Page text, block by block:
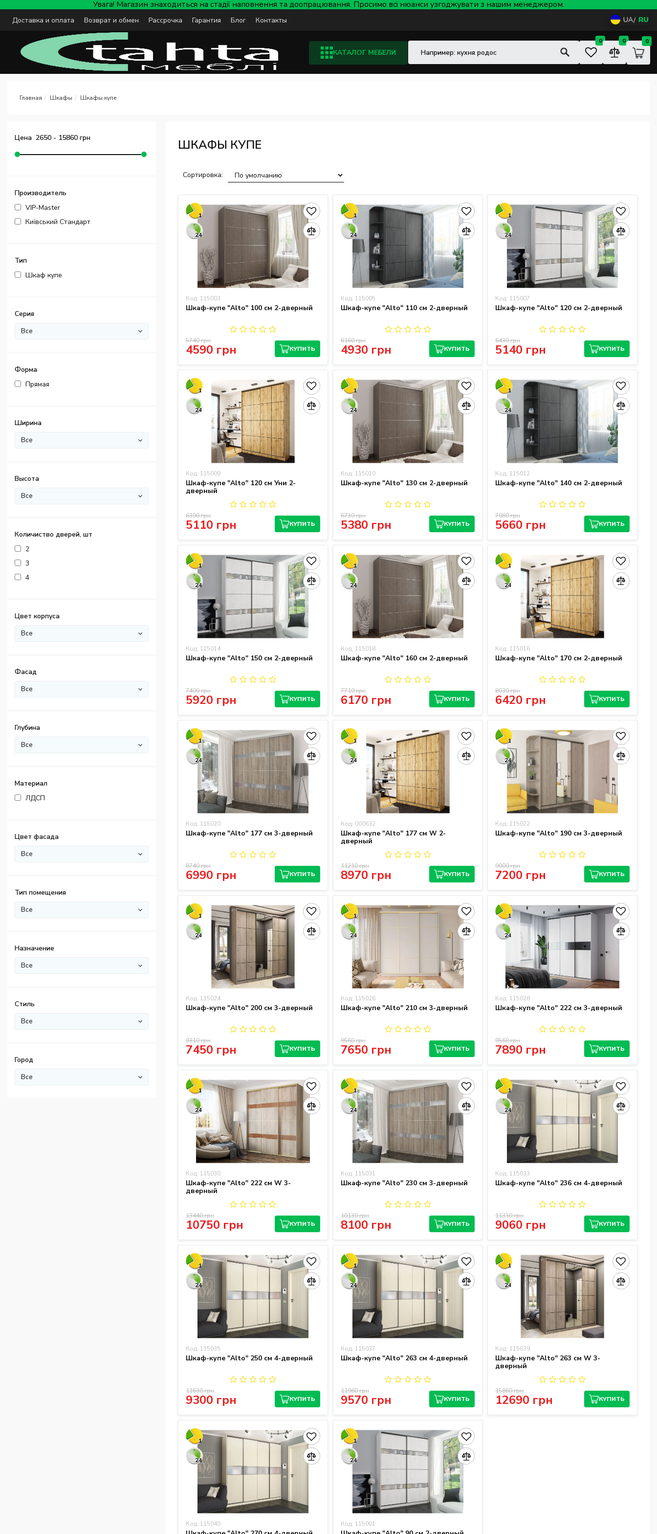
Увага! Магазин знаходиться на стадії наповнення та доопрацювання. Просимо всі нюанси узгоджувати з нашим менеджером.
Доставка и оплата Возврат и обмен Рассрочка Гарантия Блог Контакты UA RU
КАТАЛОГ МЕБЕЛИ
0 0 0
Шкафы Шкафы купе
Цена 2650 - 15860 грн
Производитель
VIP-Master
Київський Стандарт
Тип
Шкаф купе
Серия
Все
Форма
Прямая
Ширина
Все
Высота
Все
Количиство дверей, шт
2
3
4
Цвет корпуса
Все
Фасад
Все
Глубина
Все
Материал
ЛДСП
Цвет фасада
Все
Тип помещения
Все
Назначение
Все
Стиль
Все
Город
Все
ШКАФЫ КУПЕ
Сортировка:
1
24
Код: 115003
Шкаф-купе "Alto" 100 см 2-дверный
4590 грн
5740 грн
КУПИТЬ
1
24
Код: 115005
Шкаф-купе "Alto" 110 см 2-дверный
4930 грн
6160 грн
КУПИТЬ
1
24
Код: 115007
Шкаф-купе "Alto" 120 см 2-дверный
5140 грн
6430 грн
КУПИТЬ
1
24
Код: 115009
Шкаф-купе "Alto" 120 см Уни 2-
дверный
5110 грн
6390 грн
КУПИТЬ
1
24
Код: 115010
Шкаф-купе "Alto" 130 см 2-дверный
5380 грн
6730 грн
КУПИТЬ
1
24
Код: 115012
Шкаф-купе "Alto" 140 см 2-дверный
5660 грн
7080 грн
КУПИТЬ
1
24
Код: 115014
Шкаф-купе "Alto" 150 см 2-дверный
5920 грн
7400 грн
КУПИТЬ
1
24
Код: 115018
Шкаф-купе "Alto" 160 см 2-дверный
6170 грн
7710 грн
КУПИТЬ
1
24
Код: 115016
Шкаф-купе "Alto" 170 см 2-дверный
6420 грн
8030 грн
КУПИТЬ
1
24
Код: 115020
Шкаф-купе "Alto" 177 см 3-дверный
6990 грн
8740 грн
КУПИТЬ
1
24
Код: 000632
Шкаф-купе "Alto" 177 см W 2-
дверный
8970 грн
11210 грн
КУПИТЬ
1
24
Код: 115022
Шкаф-купе "Alto" 190 см 3-дверный
7200 грн
9000 грн
КУПИТЬ
1
24
Код: 115024
Шкаф-купе "Alto" 200 см 3-дверный
7450 грн
9310 грн
КУПИТЬ
1
24
Код: 115026
Шкаф-купе "Alto" 210 см 3-дверный
7650 грн
9560 грн
КУПИТЬ
1
24
Код: 115028
Шкаф-купе "Alto" 222 см 3-дверный
7890 грн
9560 грн
КУПИТЬ
1
24
Код: 115030
Шкаф-купе "Alto" 222 см W 3-
дверный
10750 грн
13440 грн
КУПИТЬ
1
24
Код: 115031
Шкаф-купе "Alto" 230 см 3-дверный
8100 грн
10130 грн
КУПИТЬ
1
24
Код: 115033
Шкаф-купе "Alto" 236 см 4-дверный
9060 грн
11330 грн
КУПИТЬ
1
24
Код: 115035
Шкаф-купе "Alto" 250 см 4-дверный
9300 грн
11630 грн
КУПИТЬ
1
24
Код: 115037
Шкаф-купе "Alto" 263 см 4-дверный
9570 грн
11960 грн
КУПИТЬ
1
24
Код: 115039
Шкаф-купе "Alto" 263 см W 3-
дверный
12690 грн
15860 грн
КУПИТЬ
1
24
Код: 115040
1
24
Код: 115001